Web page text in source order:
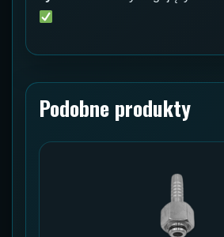
Podobne produkty